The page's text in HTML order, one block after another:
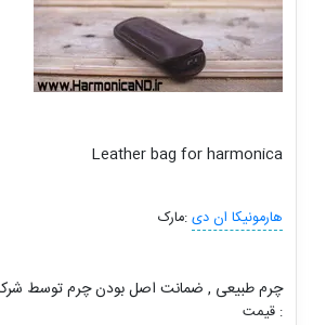
Leather bag for harmonica
مارک:هارمونیکا ان دی
چرم طبیعی , ضمانت اصل بودن چرم توسط
قیمت :